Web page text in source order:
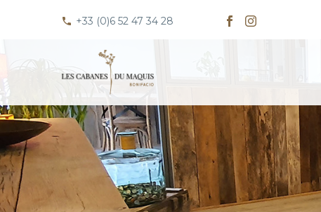
+33 (0)6 52 47 34 28